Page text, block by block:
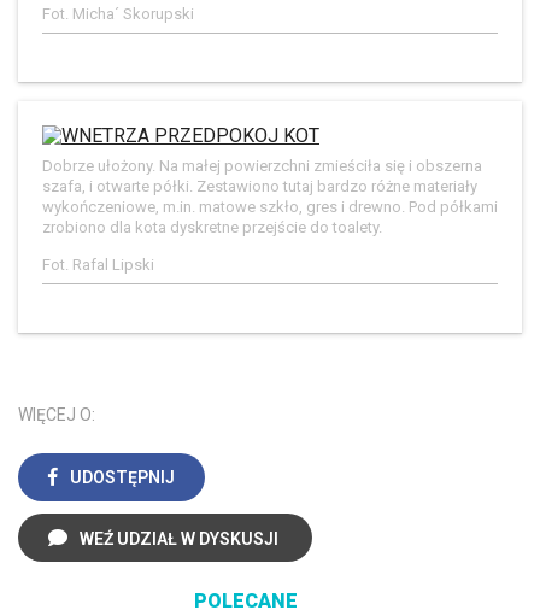
Fot. Micha´ Skorupski
Dobrze ułożony. Na małej powierzchni zmieściła się i obszerna
szafa, i otwarte półki. Zestawiono tutaj bardzo różne materiały
wykończeniowe, m.in. matowe szkło, gres i drewno. Pod półkami
zrobiono dla kota dyskretne przejście do toalety.
Fot. Rafal Lipski
WIĘCEJ O:
UDOSTĘPNIJ
WEŹ UDZIAŁ W DYSKUSJI
POLECANE